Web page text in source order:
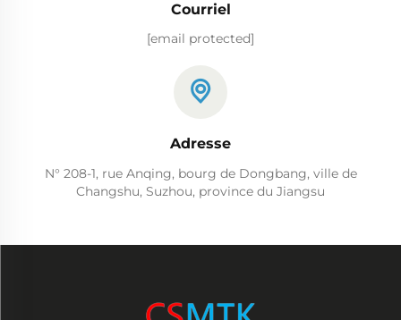
Courriel
[email protected]
Adresse
N° 208-1, rue Anqing, bourg de Dongbang, ville de
Changshu, Suzhou, province du Jiangsu